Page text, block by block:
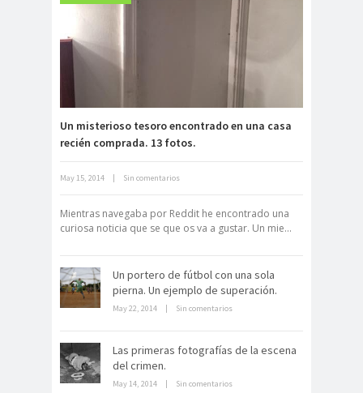
Carlo Acutis, el beato incorrupto de
Archivo Getty, un tesoro bajo tierra
de indias
Un misterioso tesoro encontrado en una casa
recién comprada. 13 fotos.
May 15, 2014 Sin comentarios
Mientras navegaba por Reddit he encontrado una
curiosa noticia que se que os va a gustar. Un mie...
Un portero de fútbol con una sola
pierna. Un ejemplo de superación.
May 22, 2014 Sin comentarios
Las primeras fotografías de la escena
del crimen.
May 14, 2014 Sin comentarios